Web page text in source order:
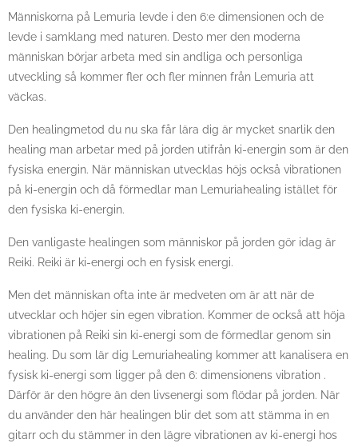
Människorna på Lemuria levde i den 6:e dimensionen och de
levde i samklang med naturen. Desto mer den moderna
människan börjar arbeta med sin andliga och personliga
utveckling så kommer fler och fler minnen från Lemuria att
väckas.
Den healingmetod du nu ska får lära dig är mycket snarlik den
healing man arbetar med på jorden utifrån ki-energin som är den
fysiska energin. När människan utvecklas höjs också vibrationen
på ki-energin och då förmedlar man Lemuriahealing istället för
den fysiska ki-energin.
Den vanligaste healingen som människor på jorden gör idag är
Reiki. Reiki är ki-energi och en fysisk energi.
Men det människan ofta inte är medveten om är att när de
utvecklar och höjer sin egen vibration. Kommer de också att höja
vibrationen på Reiki sin ki-energi som de förmedlar genom sin
healing. Du som lär dig Lemuriahealing kommer att kanalisera en
fysisk ki-energi som ligger på den 6: dimensionens vibration .
Därför är den högre än den livsenergi som flödar på jorden. När
du använder den här healingen blir det som att stämma in en
gitarr och du stämmer in den lägre vibrationen av ki-energi hos